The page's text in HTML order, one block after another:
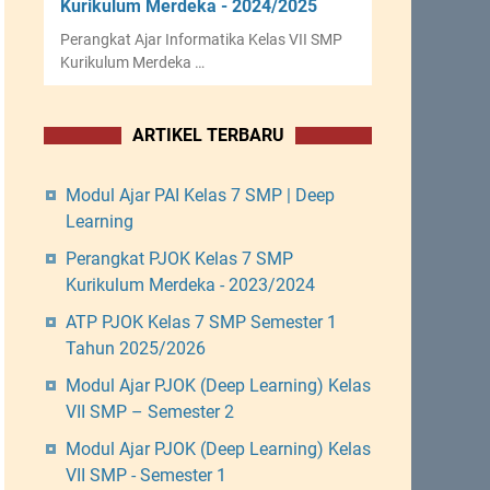
Kurikulum Merdeka - 2024/2025
Perangkat Ajar Informatika Kelas VII SMP
Kurikulum Merdeka …
ARTIKEL TERBARU
Modul Ajar PAI Kelas 7 SMP | Deep
Learning
Perangkat PJOK Kelas 7 SMP
Kurikulum Merdeka - 2023/2024
ATP PJOK Kelas 7 SMP Semester 1
Tahun 2025/2026
Modul Ajar PJOK (Deep Learning) Kelas
VII SMP – Semester 2
Modul Ajar PJOK (Deep Learning) Kelas
VII SMP - Semester 1